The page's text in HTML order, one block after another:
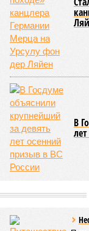
естественным
«железку» тогда,
тольконе решены
возникают
Белозёров?
Гарник
– Вероятно, в
своими
инициировать
подобно
европейская
доходы от
(74% –
Мирослава